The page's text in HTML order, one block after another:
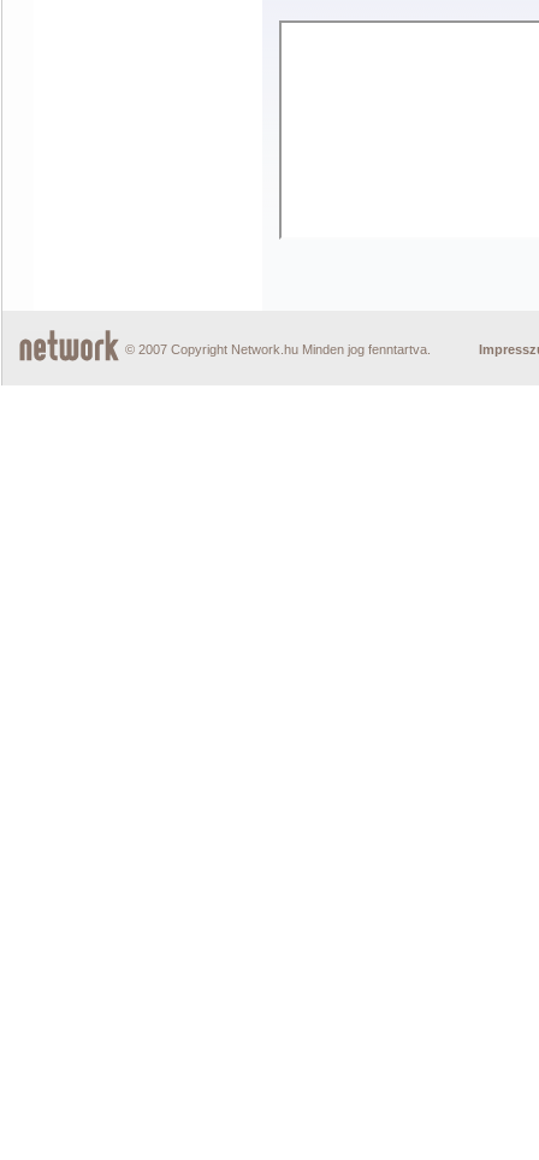
© 2007 Copyright Network.hu Minden jog fenntartva.